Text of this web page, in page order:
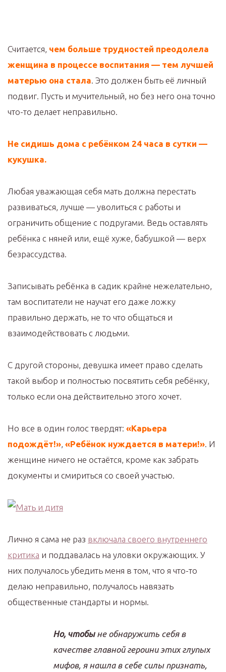
Считается, чем больше трудностей преодолела
женщина в процессе воспитания — тем лучшей
матерью она стала . Это должен быть её личный
подвиг. Пусть и мучительный, но без него она точно
что-то делает неправильно.
Не сидишь дома с ребёнком 24 часа в сутки —
кукушка.
Любая уважающая себя мать должна перестать
развиваться, лучше — уволиться с работы и
ограничить общение с подругами. Ведь оставлять
ребёнка с няней или, ещё хуже, бабушкой — верх
безрассудства.
Записывать ребёнка в садик крайне нежелательно,
там воспитатели не научат его даже ложку
правильно держать, не то что общаться и
взаимодействовать с людьми.
С другой стороны, девушка имеет право сделать
такой выбор и полностью посвятить себя ребёнку,
только если она действительно этого хочет.
Но все в один голос твердят: «Карьера
подождёт!» «Ребёнок нуждается в матери!» . И
женщине ничего не остаётся, кроме как забрать
документы и смириться со своей участью.
Лично я сама не раз включала своего внутреннего
критика и поддавалась на уловки окружающих. У
них получалось убедить меня в том, что я что-то
делаю неправильно, получалось навязать
общественные стандарты и нормы.
Но, чтобыне обнаружить себя в
качестве главной героини этих глупых
мифов, я нашла в себе силы признать,